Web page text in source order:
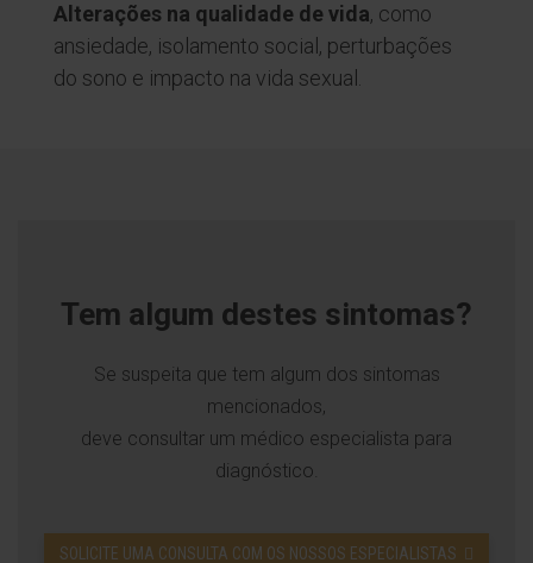
Alterações na qualidade de vida, como
ansiedade, isolamento social, perturbações
do sono e impacto na vida sexual.
Tem algum destes sintomas?
Se suspeita que tem algum dos sintomas
mencionados,
deve consultar um médico especialista para
diagnóstico.
SOLICITE UMA CONSULTA COM OS NOSSOS ESPECIALISTAS